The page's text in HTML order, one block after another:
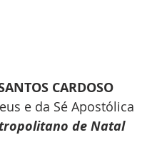
CARDOSO
e da Sé Apostólica
de Natal